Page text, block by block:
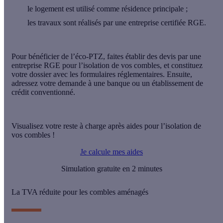
le logement est utilisé comme résidence principale ;
les travaux sont réalisés par une entreprise certifiée RGE.
Pour bénéficier de l’éco-PTZ, faites établir des devis par une
entreprise RGE pour l’isolation de vos combles, et constituez
votre dossier avec les formulaires réglementaires. Ensuite,
adressez votre demande à une banque ou un établissement de
crédit conventionné.
Visualisez votre reste à charge après aides pour l’isolation de
vos combles !
Je calcule mes aides
Simulation gratuite en 2 minutes
La TVA réduite pour les combles aménagés